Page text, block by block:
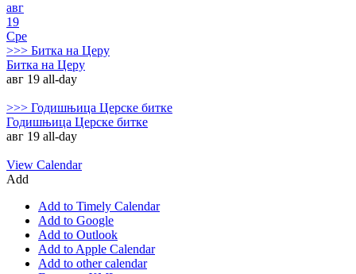
авг
19
Сре
>>> Битка на Церу
Битка на Церу
авг 19 all-day
>>> Годишњица Церске битке
Годишњица Церске битке
авг 19 all-day
View Calendar
Add
Add to Timely Calendar
Add to Google
Add to Outlook
Add to Apple Calendar
Add to other calendar